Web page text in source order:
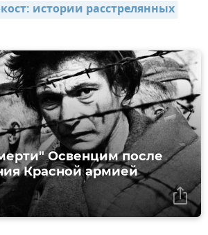
истории расстрелянных
Освенцим после
Красной армией